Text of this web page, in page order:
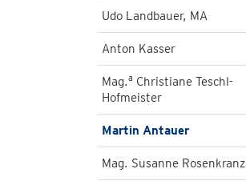
Udo Landbauer, MA
Anton Kasser
Mag.a Christiane Teschl-
Hofmeister
Martin Antauer
Mag. Susanne Rosenkranz